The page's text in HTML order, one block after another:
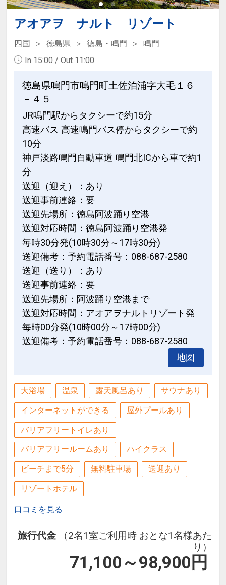
【スポーツ観戦・コンサートでのご宿泊
にも便利】
・ポカリスエットスタジアム：車で約30
・JAバンク徳島スタジアム：車で約10
分
・あわぎんホール：徒歩5分
設定期間：2022年3月11日～2027年3月
31日
インターネットコース番号：DP-2-
200000014293
2台）…洗濯300円、乾燥（20分）100円
・自動販売機（アルコール・ソフトドリ
・ズボンプレッサー…フロントにて無料
で貸出（先着順）
する図書館をご利用頂けます。（図書レ
ンタルサービスは先着順）
（休館日：第1火曜日 ※祝日の場合は第
2火曜日／元日／長期図書整理期間 （毎
年10日間以内））
・緊急時を想定したAEDを設置。
【観光情報】
・阿波踊り会館：徒歩約10分
・眉山：阿波踊り会館よりロープウェイ
で約6分
・徳島城公園：徒歩約15分
・大塚国際美術館：車で約35分
・鳴門のうず潮・徳島県立渦の道：車で
約40分
【スポーツ観戦・コンサートでのご宿泊
にも便利】
・ポカリスエットスタジアム：車で約30
分
・JAバンク徳島スタジアム：車で約10
・あわぎんホール：徒歩5分
・アスティ徳島：車で約10分
設定期間：2022年3月11日～2027年3月
31日
インターネットコース番号：DP-2-
200000014293
アオアヲ ナルト リゾート
四国 徳島県 徳島・鳴門
鳴門
In 15:00 / Out 11:00
徳島県鳴門市鳴門町土佐泊浦字大毛１６
－４５
JR鳴門駅からタクシーで約15分
高速バス 高速鳴門バス停からタクシーで約
10分
神戸淡路鳴門自動車道 鳴門北ICから車で約1
分
送迎（迎え）：あり
送迎事前連絡：要
送迎先場所：徳島阿波踊り空港
送迎対応時間：徳島阿波踊り空港発
毎時30分発(10時30分～17時30分)
送迎備考：予約電話番号：088-687-2580
送迎（送り）：あり
送迎事前連絡：要
送迎先場所：阿波踊り空港まで
送迎対応時間：アオアヲナルトリゾート発
毎時00分発(10時00分～17時00分)
送迎備考：予約電話番号：088-687-2580
地図
大浴場 温泉 露天風呂あり サウナあり
インターネットができる 屋外プールあり
バリアフリートイレあり
バリアフリールームあり ハイクラス
ビーチまで5分 無料駐車場 送迎あり
リゾートホテル
口コミを見る
旅行代金
（2名1室ご利用時 おとな1名様あた
り）
71,100～98,900 円